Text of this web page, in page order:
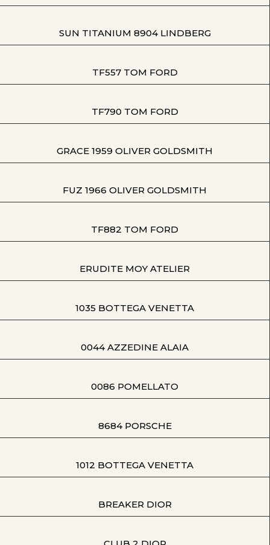
SUN TITANIUM 8904 LINDBERG
TF557 TOM FORD
TF790 TOM FORD
GRACE 1959 OLIVER GOLDSMITH
FUZ 1966 OLIVER GOLDSMITH
TF882 TOM FORD
ERUDITE MOY ATELIER
1035 BOTTEGA VENETTA
0044 AZZEDINE ALAIA
0086 POMELLATO
8684 PORSCHE
1012 BOTTEGA VENETTA
BREAKER DIOR